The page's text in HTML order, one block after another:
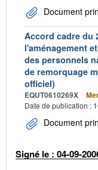
Document
Accord cadre du
l'aménagement
des personnels
de remorquage
officiel)
EQUT0610269X
Date de publication :
Document
Signé le : 04-09-